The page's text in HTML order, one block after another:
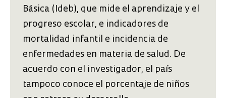
Básica (Ideb), que mide el aprendizaje y el
progreso escolar, e indicadores de
mortalidad infantil e incidencia de
enfermedades en materia de salud. De
acuerdo con el investigador, el país
tampoco conoce el porcentaje de niños